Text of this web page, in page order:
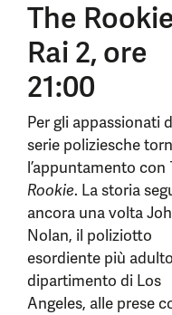
The
Rai 2, ore
21:00
Per gli appassionati
serie poliziesche
l’appuntamento con
Rookie. La storia
ancora una volta
Nolan, il poliziotto
esordiente più
dipartimento di Los
Angeles, alle prese